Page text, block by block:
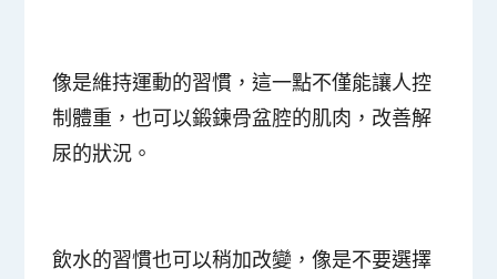
像是維持運動的習慣，這一點不僅能讓人控
制體重，也可以鍛鍊骨盆腔的肌肉，改善解
尿的狀況。
飲水的習慣也可以稍加改變，像是不要選擇